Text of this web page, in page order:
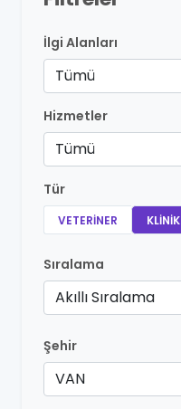
İlgi Alanları
Tümü
Hizmetler
Tümü
Tür
VETERINER KLINIK
Sıralama
Akıllı Sıralama
Şehir
VAN